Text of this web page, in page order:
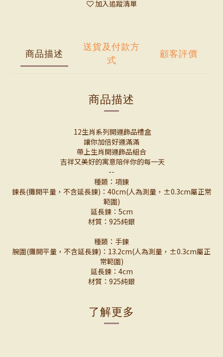
加入追蹤清單
商品描述
送貨及付款方
式
顧客評價
商品描述
12生肖系列開運飾品禮盒
讓你加倍好運滿滿
帶上生肖開運飾品組合
吉祥又美好的寓意陪伴你的每一天
--
種類：項鍊
鍊長(攤開平量，不含延長鍊)：40cm(人為測量，±0.3cm屬正常
範圍)
延長鍊：5cm
材質：925純銀
種類：手鍊
腕圍(攤開平量，不含延長鍊)：13.2cm(人為測量，±0.3cm屬正
常範圍)
延長鍊：4cm
材質：925純銀
了解更多